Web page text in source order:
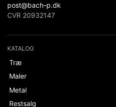
post@bach-p.dk
CVR 20932147
KATALOG
Træ
Maler
Metal
Restsalg